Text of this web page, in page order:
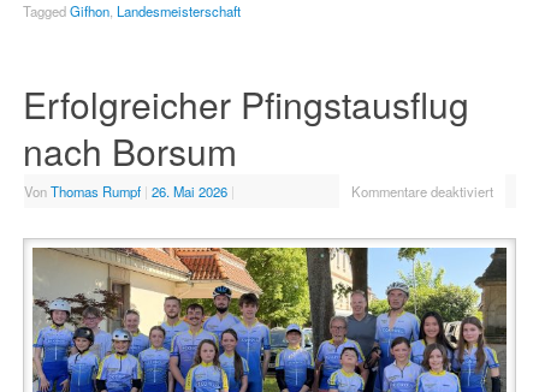
TaggedGifhon, Landesmeisterschaft
Erfolgreicher Pfingstausflug
nach Borsum
VonThomas Rumpf | 26. Mai 2026 | Kommentare deaktiviert